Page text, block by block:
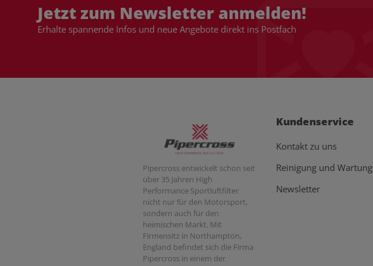
Jetzt zum Newsletter anmelden!
Erhalte spannende Infos und neue Angebote direkt ins Postfach
Pipercross entwickelt schon seit
über 35 Jahren High
Performance Sportluftfilter
nicht nur für den Motorsport,
sondern auch für den
heimischen Markt. Mit
Firmensitz in Northampton,
England befindet sich die Firma
Pipercross in einem der
Kundenservice
Kontakt zu uns
Reinigung und Wartung
Newsletter